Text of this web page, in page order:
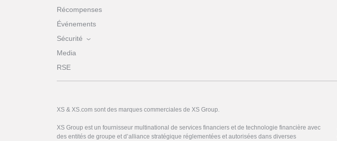
Récompenses
Événements
Sécurité
Media
RSE
XS & XS.com sont des marques commerciales de XS Group.
XS Group est un fournisseur multinational de services financiers et de technologie financière avec
des entités de groupe et d’alliance stratégique réglementées et autorisées dans diverses